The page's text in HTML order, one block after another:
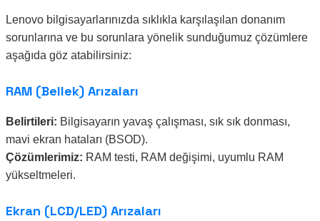
Lenovo bilgisayarlarınızda sıklıkla karşılaşılan donanım
sorunlarına ve bu sorunlara yönelik sunduğumuz çözümlere
aşağıda göz atabilirsiniz:
RAM (Bellek) Arızaları
Belirtileri: Bilgisayarın yavaş çalışması, sık sık donması,
mavi ekran hataları (BSOD).
Çözümlerimiz: RAM testi, RAM değişimi, uyumlu RAM
yükseltmeleri.
Ekran (LCD/LED) Arızaları